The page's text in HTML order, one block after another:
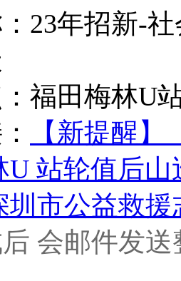
23年招新-
福田梅林U
【新提醒
U 站轮值后
圳市公益救
会邮件发